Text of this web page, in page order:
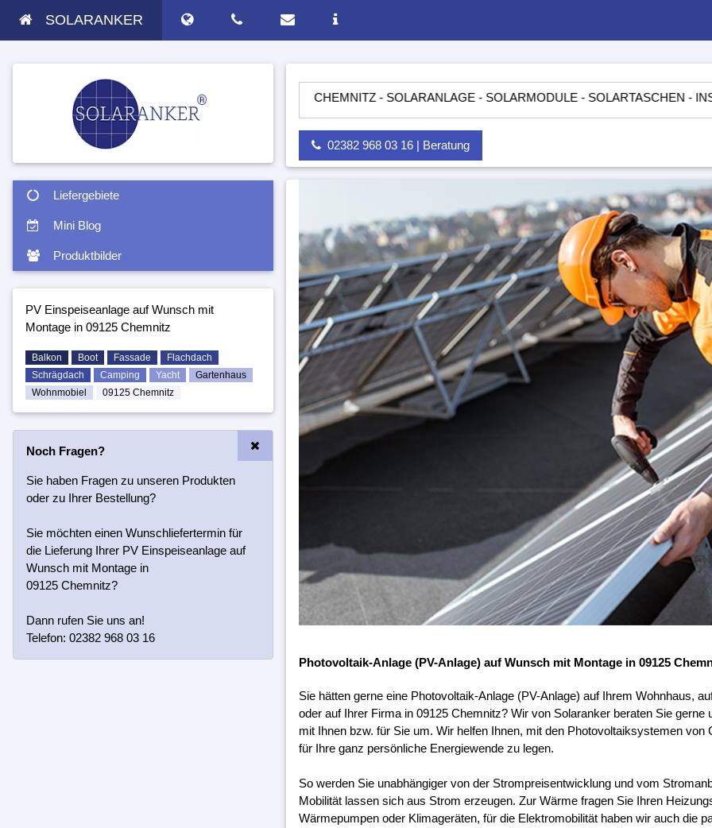
SOLARANKER
Liefergebiete
Mini Blog
Produktbilder
PV Einspeiseanlage auf Wunsch mit
Montage in 09125 Chemnitz
Balkon Boot Fassade
Flachdach
Schrägdach
Camping Yacht
Gartenhaus
Wohnmobiel
09125 Chemnitz
Noch Fragen?
Sie haben Fragen zu unseren Produkten
oder zu Ihrer Bestellung?
Sie möchten einen Wunschliefertermin für
die Lieferung Ihrer PV Einspeiseanlage auf
Wunsch mit Montage in
09125 Chemnitz?
Dann rufen Sie uns an!
Telefon: 02382 968 03 16
AUF WUNSCH MIT MONTAGE IN 09125 CHEMNITZ - SOLARANLAGE - SOLARMODULE - SOLARTASCHEN -
02382 968 03 16 | Beratung
Photovoltaik-Anlage (PV-Anlage) auf Wunsch mit Montage in 09125
Sie hätten gerne eine Photovoltaik-Anlage (PV-Anlage) auf Ihrem Wohnhaus,
oder auf Ihrer Firma in 09125 Chemnitz? Wir von Solaranker beraten Sie gerne
mit Ihnen bzw. für Sie um. Wir helfen Ihnen, mit den Photovoltaiksystemen von
für Ihre ganz persönliche Energiewende zu legen.
So werden Sie unabhängiger von der Strompreisentwicklung und vom
Mobilität lassen sich aus Strom erzeugen. Zur Wärme fragen Sie Ihren
Wärmepumpen oder Klimageräten, für die Elektromobilität haben wir auch die